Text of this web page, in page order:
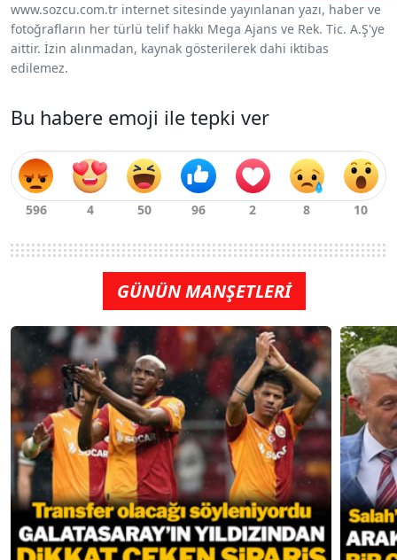
www.sozcu.com.tr internet sitesinde yayınlanan yazı, haber ve
fotoğrafların her türlü telif hakkı Mega Ajans ve Rek. Tic. A.Ş'ye
aittir. İzin alınmadan, kaynak gösterilerek dahi iktibas
edilemez.
Bu habere emoji ile tepki ver
GÜNÜN MANŞETLERİ